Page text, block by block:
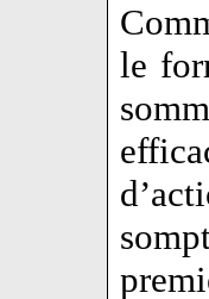
le